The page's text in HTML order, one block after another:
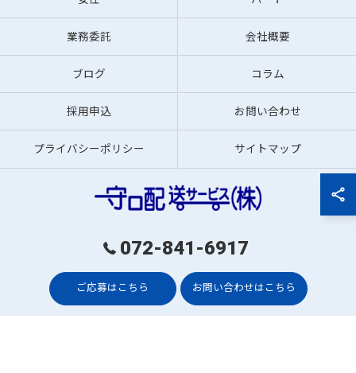
072-841-6917
ご応募はこちら お問い合わせはこちら
業務委託 会社概要
ブログ コラム
採用申込 お問い合わせ
プライバシーポリシー サイトマップ
RESERVED.